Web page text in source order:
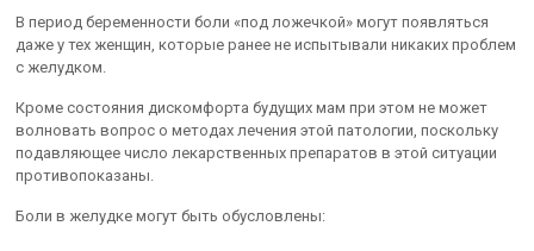
В период беременности боли «под ложечкой» могут появляться
даже у тех женщин, которые ранее не испытывали никаких проблем
с желудком.
Кроме состояния дискомфорта будущих мам при этом не может
волновать вопрос о методах лечения этой патологии, поскольку
подавляющее число лекарственных препаратов в этой ситуации
противопоказаны.
Боли в желудке могут быть обусловлены: